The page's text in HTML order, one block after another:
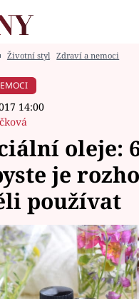
Zrádci
Životní styl Zdraví a nemoci
14:00
oleje:
je
používat